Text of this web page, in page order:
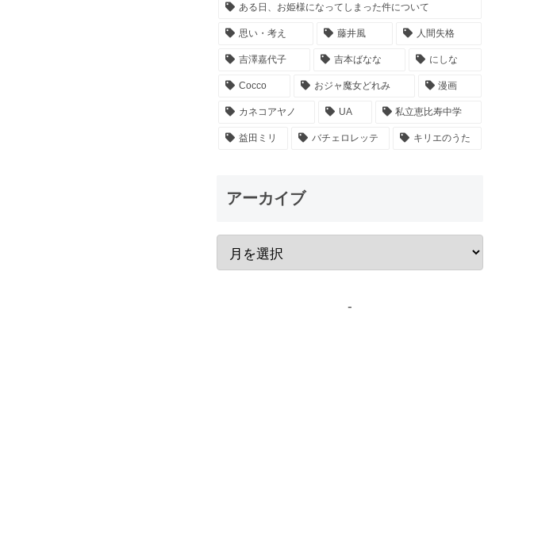
ある日、お姫様になってしまった件について
思い・考え 藤井風 人間失格
吉澤嘉代子 吉本ばなな にしな
Cocco おジャ魔女どれみ 漫画
カネコアヤノ UA 私立恵比寿中学
益田ミリ バチェロレッテ キリエのうた
アーカイブ
-